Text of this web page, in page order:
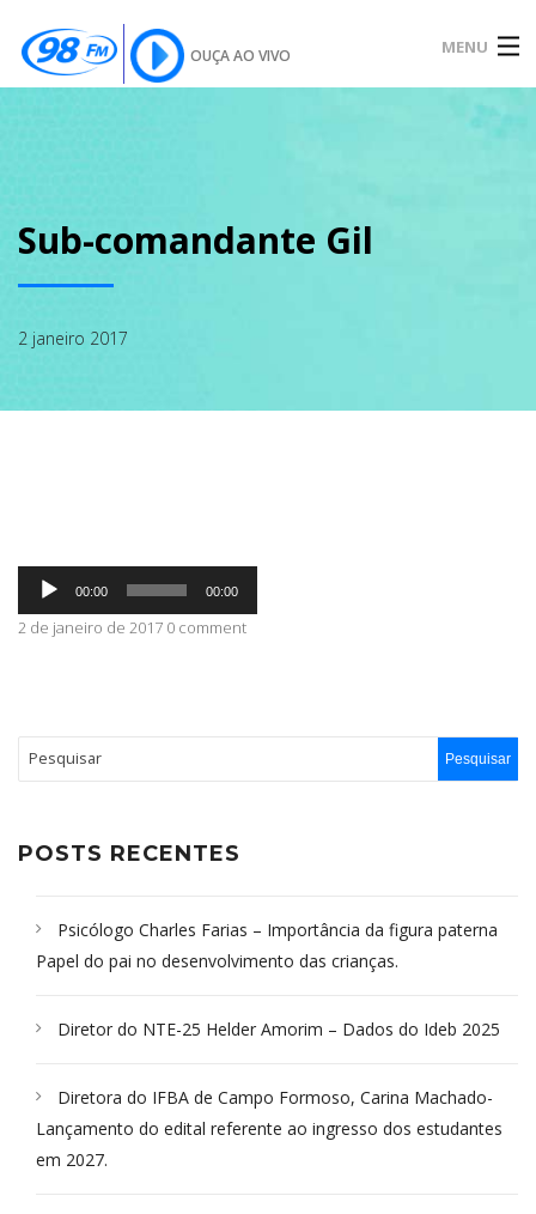
OUÇA AO VIVO MENU
SOBRE
PODCAST
ABRANGÊNCIA
Sub-comandante Gil
2 janeiro 2017
Tocador
áudio
00:00 00:00
2 de janeiro de 2017 0 comment
POSTS RECENTES
Psicólogo Charles Farias – Importância da figura paterna
Papel do pai no desenvolvimento das crianças.
Diretor do NTE-25 Helder Amorim – Dados do Ideb 2025
Diretora do IFBA de Campo Formoso, Carina Machado-
Lançamento do edital referente ao ingresso dos estudantes
em 2027.